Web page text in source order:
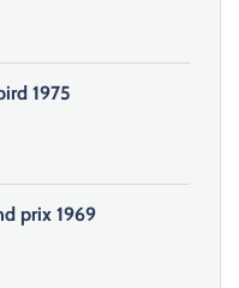
1975
prix 1969